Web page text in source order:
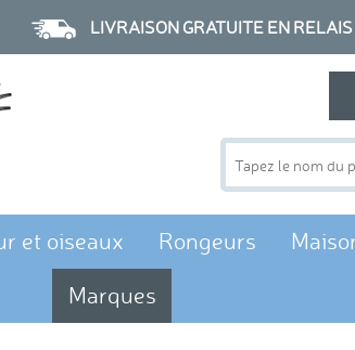
LIVRAISON GRATUITE EN
et oiseaux Rongeurs
Marques